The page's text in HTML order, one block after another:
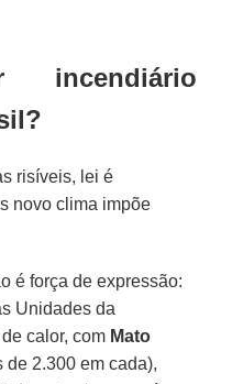
risíveis, lei é
novo clima impõe
é força de expressão:
Unidades da
calor, com Mato
de 2.300 em cada),